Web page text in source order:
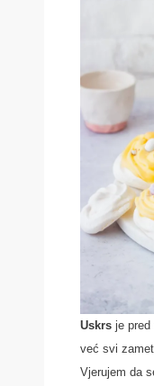
Uskrs je
već svi
Vjerujem da